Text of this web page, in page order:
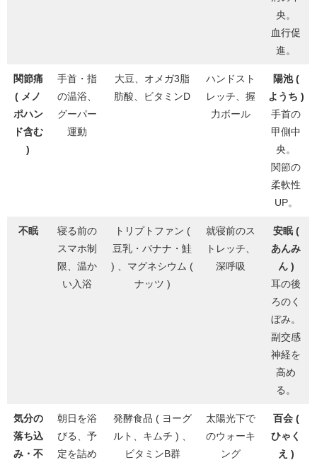
央。
血行促
進。
関節痛
( メノ
ポハン
ド含む
)
手首・指
の温浴、
グーパー
運動
大豆、オメガ3脂
肪酸、ビタミンD
ハンドスト
レッチ、握
力ボール
陽池 (
ようち )
手首の
甲側中
央。
関節の
柔軟性
UP。
不眠
寝る前の
スマホ制
限、温か
い入浴
トリプトファン (
豆乳・バナナ・鮭
) 、マグネシウム (
ナッツ )
就寝前のス
トレッチ、
深呼吸
安眠 (
あんみ
ん )
耳の後
ろのく
ぼみ。
副交感
神経を
高め
る。
気分の
落ち込
み・不
朝日を浴
びる、予
定を詰め
発酵食品 ( ヨーグ
ルト、キムチ ) 、
ビタミンB群
太陽光下で
のウォーキ
ング
百会 (
ひゃく
え )